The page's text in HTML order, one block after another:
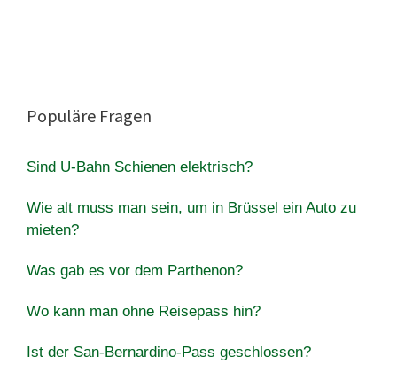
Populäre Fragen
Sind U-Bahn Schienen elektrisch?
Wie alt muss man sein, um in Brüssel ein Auto zu
mieten?
Was gab es vor dem Parthenon?
Wo kann man ohne Reisepass hin?
Ist der San-Bernardino-Pass geschlossen?